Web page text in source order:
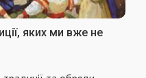
яких ми вже не